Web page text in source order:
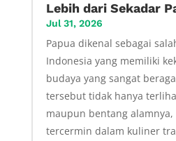
Lebih dari Sekadar
Jul 31, 2026
Papua dikenal sebagai
Indonesia yang memiliki
budaya yang sangat
tersebut tidak hanya
maupun bentang
tercermin dalam kuliner